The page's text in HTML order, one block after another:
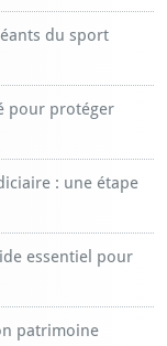
du sport
pour protéger
: une étape
essentiel pour
patrimoine